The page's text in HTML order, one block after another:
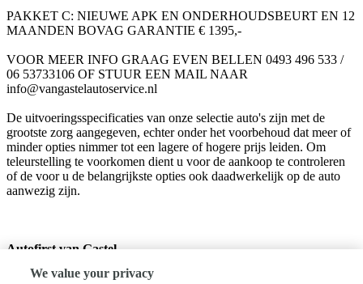
PAKKET C: NIEUWE APK EN ONDERHOUDSBEURT EN 12
MAANDEN BOVAG GARANTIE € 1395,-
VOOR MEER INFO GRAAG EVEN BELLEN 0493 496 533 /
06 53733106 OF STUUR EEN MAIL NAAR
info@vangastelautoservice.nl
De uitvoeringsspecificaties van onze selectie auto's zijn met de
grootste zorg aangegeven, echter onder het voorbehoud dat meer of
minder opties nimmer tot een lagere of hogere prijs leiden. Om
teleurstelling te voorkomen dient u voor de aankoop te controleren
of de voor u de belangrijkste opties ook daadwerkelijk op de auto
aanwezig zijn.
Autofirst van Gastel
5711ES Someren
We value your privacy